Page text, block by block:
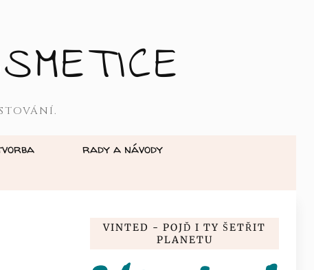
rady a návody
VINTED - POJĎ I TY ŠETŘIT
PLANETU